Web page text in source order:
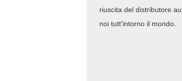
riuscita del distributore
noi tutt'intorno il mondo.